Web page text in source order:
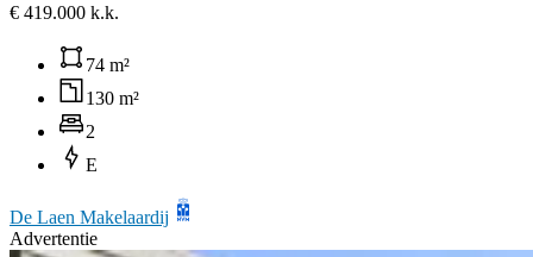
€ 419.000 k.k.
74 m²
130 m²
2
E
De Laen Makelaardij
Advertentie